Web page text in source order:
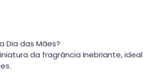
Dia das Mães?
da fragrância Inebriante,